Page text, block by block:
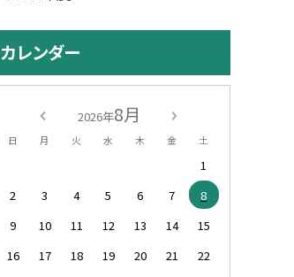
カレンダー
2026年8月
日 月 火 水 木 金 土
1
2
3 4 5 6 7
8
9
10 11 12 13 14
15
16
17 18 19 20 21
22